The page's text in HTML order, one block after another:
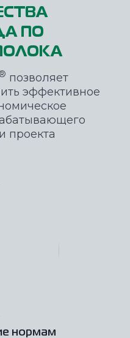
ПО
позволяет
эффективное
проекта
нормам